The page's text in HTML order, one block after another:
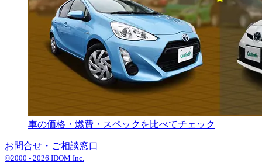
車の価格・燃費・スペックを比べてチェック
お問合せ・ご相談窓口
©2000 - 2026 IDOM Inc.